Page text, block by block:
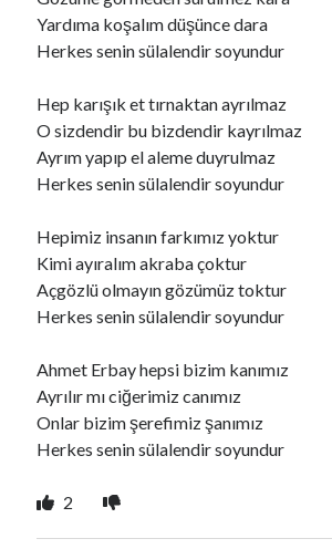
BAĞIŞLA ADINIiçinZoe72
BAĞIŞLA ADINIiçindailyLinda1997
Ara
Yardıma koşalım düşünce dara
Herkes senin sülalendir soyundur
Hep karışık et tırnaktan ayrılmaz
O sizdendir bu bizdendir kayrılmaz
Ayrım yapıp el aleme duyrulmaz
Herkes senin sülalendir soyundur
Hepimiz insanın farkımız yoktur
Kimi ayıralım akraba çoktur
Açgözlü olmayın gözümüz toktur
Herkes senin sülalendir soyundur
Ahmet Erbay hepsi bizim kanımız
Ayrılır mı ciğerimiz canımız
Onlar bizim şerefimiz şanımız
Herkes senin sülalendir soyundur
2